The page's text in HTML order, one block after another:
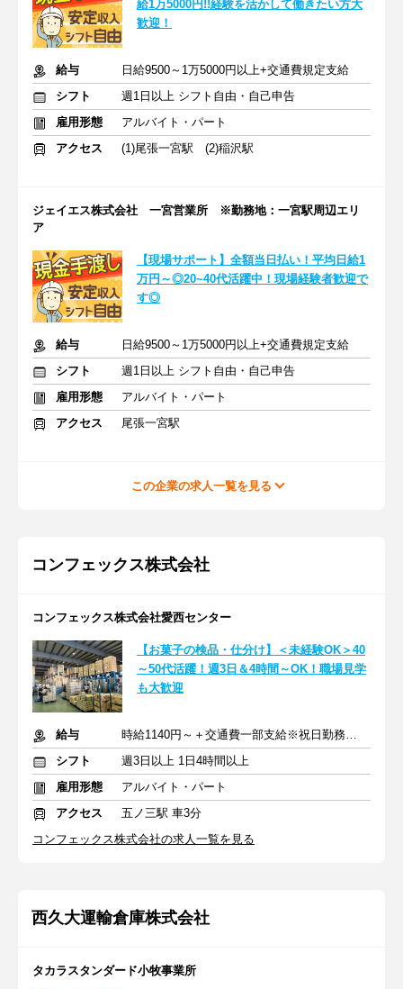
給1万5000円!!経験を活かして働きたい方大
歓迎！
給与
日給9500～1万5000円以上+交通費規定支給
シフト
週1日以上 シフト自由・自己申告
雇用形態
アルバイト・パート
アクセス
(1)尾張一宮駅 (2)稲沢駅
ジェイエス株式会社 一宮営業所 ※勤務地：一宮駅周辺エリ
ア
【現場サポート】全額当日払い！平均日給1
万円～◎20~40代活躍中！現場経験者歓迎で
す◎
給与
日給9500～1万5000円以上+交通費規定支給
シフト
週1日以上 シフト自由・自己申告
雇用形態
アルバイト・パート
アクセス
尾張一宮駅
この企業の求人一覧を見る
コンフェックス株式会社
コンフェックス株式会社愛西センター
【お菓子の検品・仕分け】＜未経験OK＞40
～50代活躍！週3日＆4時間～OK！職場見学
も大歓迎
給与
時給1140円～＋交通費一部支給※祝日勤務は時給1240円
シフト
週3日以上 1日4時間以上
雇用形態
アルバイト・パート
アクセス
五ノ三駅 車3分
コンフェックス株式会社の求人一覧を見る
西久大運輸倉庫株式会社
タカラスタンダード小牧事業所